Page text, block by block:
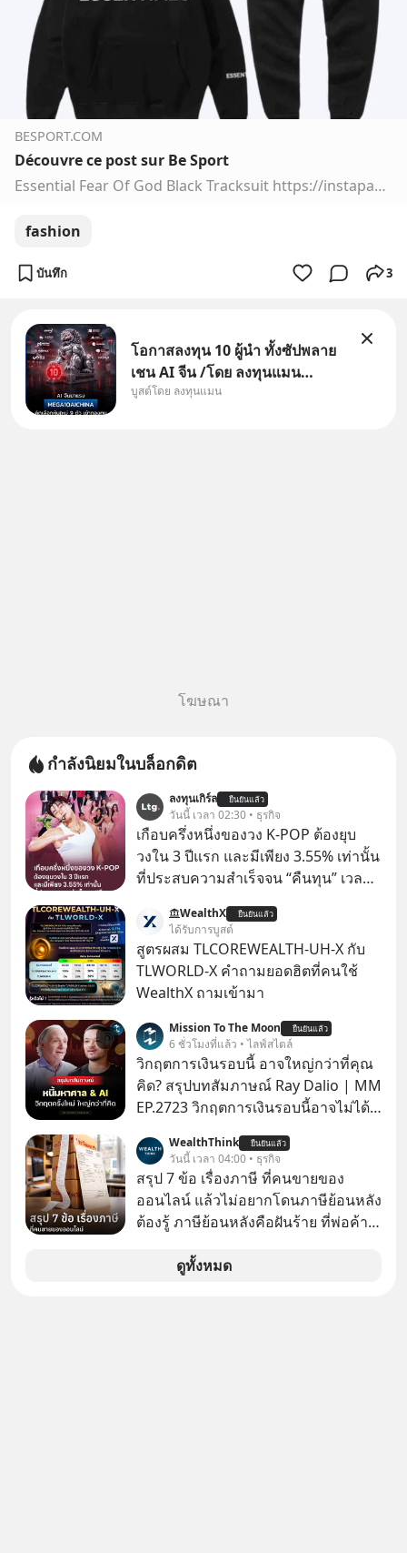
BESPORT.COM
Découvre ce post sur Be Sport
Essential Fear Of God Black Tracksuit https://instapaper.com/read/1767927926 A refined blend of comfort and streetwear culture — this black tracksuit captures the essence of Essentials by Fear of God. Designed for those who appreciate subtle luxury and bold simplicity.
fashion
บันทึก 3
โอกาสลงทุน 10 ผู้นำ ทั้งซัปพลาย
เชน AI จีน /โดย ลงทุนแมน
✅ลงทุนตรง คัด 10 ผู้นำเน้น ๆ ใน
บูสต์โดย ลงทุนแมน
โฆษณา
กำลังนิยมในบล็อกดิต
ลงทุนเกิร์ล ยืนยันแล้ว
วันนี้ เวลา 02:30 • ธุรกิจ
เกือบครึ่งหนึ่งของวง K-POP ต้องยุบ
วงใน 3 ปีแรก และมีเพียง 3.55% เท่านั้น
ที่ประสบความสำเร็จจน “คืนทุน” เวลา
เห็นภาพความสำเร็จที่หรูหรา คอนเสิร์ต
สเกลใหญ่ระดับสเตเดียม และยอดขา
ยอัลบัมถล่มทลายจากวงตัวท็อปอย่าง
BTS, BLACKPINK หรือ SEVENTEEN
WealthX ยืนยันแล้ว
ได้รับการบูสต์
สูตรผสม TLCOREWEALTH-UH-X กับ
TLWORLD-X คำถามยอดฮิตที่คนใช้
WealthX ถามเข้ามา
Mission To The Moon ยืนยันแล้ว
6 ชั่วโมงที่แล้ว • ไลฟ์สไตล์
วิกฤตการเงินรอบนี้ อาจใหญ่กว่าที่คุณ
คิด? สรุปบทสัมภาษณ์ Ray Dalio | MM
EP.2723 วิกฤตการเงินรอบนี้อาจไม่ได้
Dalio ชายผู้เคยทำนายวิกฤตเศรษฐกิจ
มาแล้วหลายต่อหลายครั้ง ออกมาส่ง
สัญญาณเตือนระเบิดเวลาลูกใหม่ที่
กำลังก่อตัวขึ้น จาก "ระเบิดหนี้สิน
มหาศาล" ผสานเข้ากับ "ฟองสบู่กระแส
AI" ที่ผู้คนกำลังแห่ไล่ราคาอย่างบ้าคลั่ง
บทเรียนจากประวัติศาสตร์ 500 ปี บอก
WealthThink ยืนยันแล้ว
วันนี้ เวลา 04:00 • ธุรกิจ
สรุป 7 ข้อ เรื่องภาษี ที่คนขายของ
ออนไลน์ แล้วไม่อยากโดนภาษีย้อนหลัง
ต้องรู้ ภาษีย้อนหลังคือฝันร้าย ที่พ่อค้า
ดูทั้งหมด